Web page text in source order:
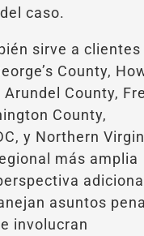
caso.
sirve a clientes
County,
Arundel County,
County,
y Northern
más amplia
adicional
asuntos
involucran